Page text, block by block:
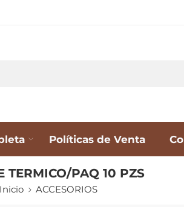
Políticas de Venta
TERMICO/PAQ 10 PZS
Inicio ACCESORIOS